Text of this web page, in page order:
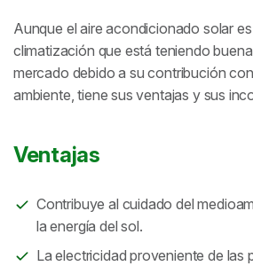
Aunque el aire acondicionado solar
climatización que está teniendo
mercado debido a su contribución
ambiente, tiene sus ventajas y sus
Ventajas
Contribuye al cuidado del
la energía del sol.
La electricidad proveniente de las